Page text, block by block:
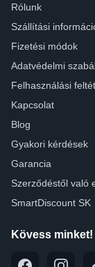
Rólunk
Szállítási
Fizetési módok
Adatvédelmi
Felhasználási
Kapcsolat
Blog
Gyakori kérdések
Garancia
Szerződéstől való
SmartDiscount SK
Kövess minket!